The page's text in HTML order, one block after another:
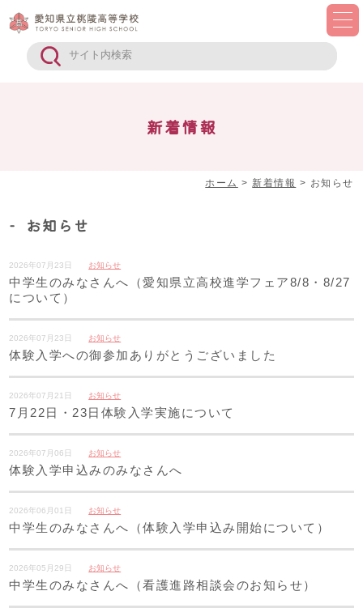
新着情報
ホーム > 新着情報 > お知らせ
お知らせ
2026年07月23日 お知らせ
中学生のみなさんへ（愛知県立高校進学フェア8/8・8/27
について）
2026年07月23日 お知らせ
体験入学への御参加ありがとうございました
2026年07月21日 お知らせ
7月22日・23日体験入学実施について
2026年07月06日 お知らせ
体験入学申込みのみなさんへ
2026年06月01日 お知らせ
中学生のみなさんへ（体験入学申込み開始について）
2026年05月29日 お知らせ
中学生のみなさんへ（看護進路相談会のお知らせ）